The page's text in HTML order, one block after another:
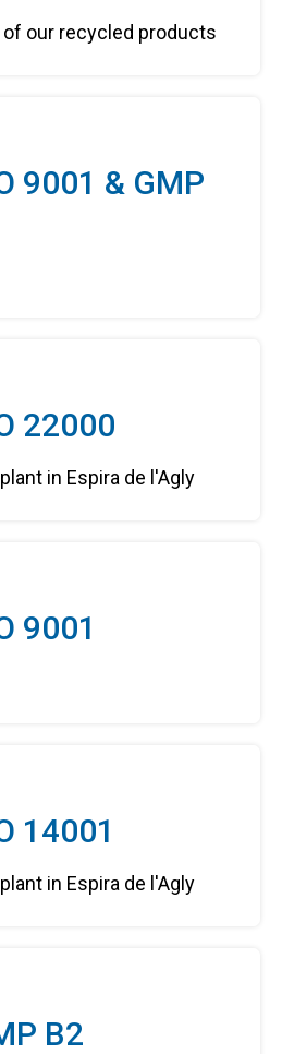
our recycled products
9001 & GMP
22000
in Espira de l'Agly
9001
14001
in Espira de l'Agly
B2